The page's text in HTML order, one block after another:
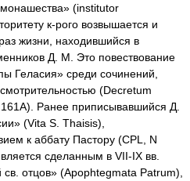
(institutor
к-рого возвышается и
жизни, находившийся в
Д. М. Это повествование
Геласия» среди сочинений,
(Decretum
Ранее приписывавшийся Д.
(Vita S. Thaisis),
к аббату Пастору (CPL, N
сделанным в VII-IX вв.
отцов» (Apophtegmata Patrum),